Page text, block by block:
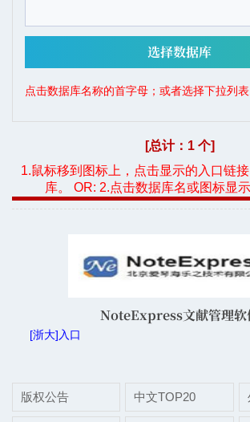
点击数据库名称的首字母；或者选择下拉列表
[总计：1 个]
1.鼠标移到图标上，点击显示的入口链
库。 OR: 2.点击数据库名或图标显示
NoteExpress文献管理软
[浙大]入口
版权公告 中文TOP20